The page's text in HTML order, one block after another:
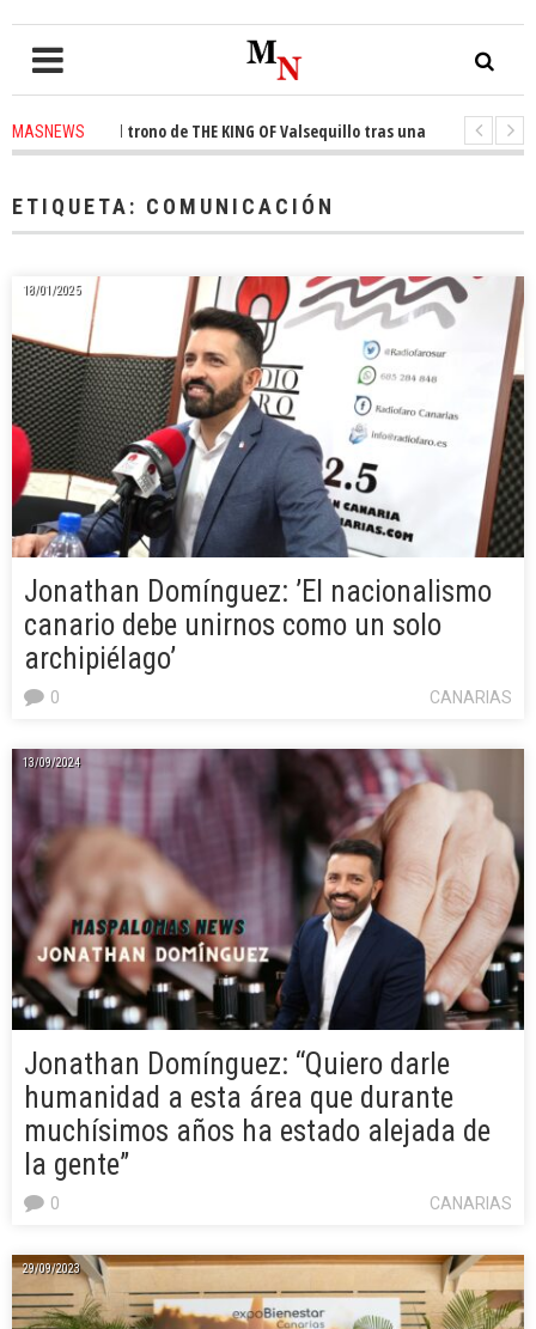
MASNEWS
el trono de THE KING OF Valsequillo tras una jornada de
ETIQUETA: COMUNICACIÓN
18/01/2025
Jonathan Domínguez: ’El nacionalismo
canario debe unirnos como un solo
archipiélago’
CANARIAS
0
13/09/2024
Jonathan Domínguez: “Quiero darle
humanidad a esta área que durante
muchísimos años ha estado alejada de
la gente”
CANARIAS
0
29/09/2023